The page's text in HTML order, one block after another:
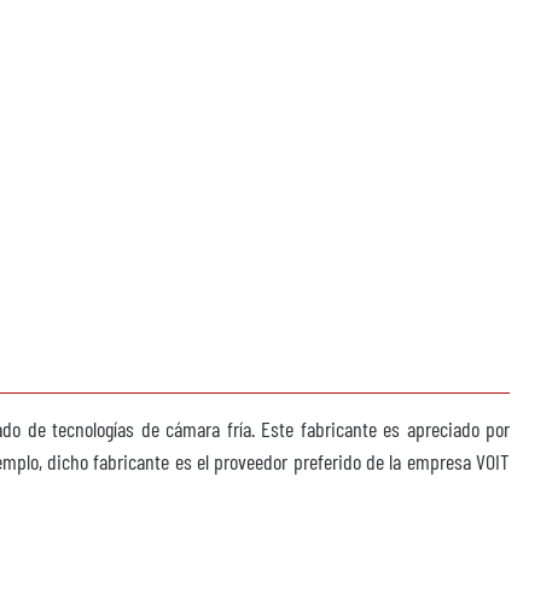
de tecnologías de cámara fría. Este fabricante es apreciado por
dicho fabricante es el proveedor preferido de la empresa VOIT